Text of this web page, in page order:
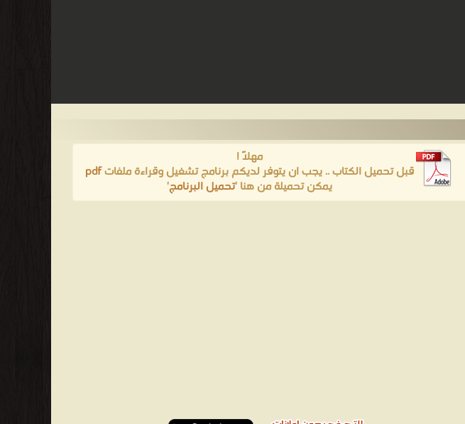
مهلاً !
قبل تحميل الكتاب .. يجب ان يتوفر لديكم برنامج تشغيل وقراءة ملفاتpdf
يمكن تحميلة من هنا 'تحميل البرنامج'